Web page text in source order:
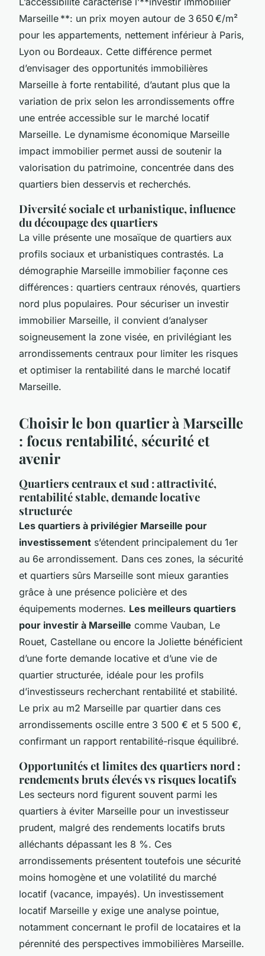
Marseille **: un prix moyen autour de 3 650 €/m²
pour les appartements, nettement inférieur à Paris,
Lyon ou Bordeaux. Cette différence permet
d’envisager des opportunités immobilières
Marseille à forte rentabilité, d’autant plus que la
variation de prix selon les arrondissements offre
une entrée accessible sur le marché locatif
Marseille. Le dynamisme économique Marseille
impact immobilier permet aussi de soutenir la
valorisation du patrimoine, concentrée dans des
quartiers bien desservis et recherchés.
Diversité sociale et urbanistique, influence
du découpage des quartiers
La ville présente une mosaïque de quartiers aux
profils sociaux et urbanistiques contrastés. La
démographie Marseille immobilier façonne ces
différences : quartiers centraux rénovés, quartiers
nord plus populaires. Pour sécuriser un investir
immobilier Marseille, il convient d’analyser
soigneusement la zone visée, en privilégiant les
arrondissements centraux pour limiter les risques
et optimiser la rentabilité dans le marché locatif
Marseille.
Choisir le bon quartier à Marseille
: focus rentabilité, sécurité et
avenir
Quartiers centraux et sud : attractivité,
rentabilité stable, demande locative
structurée
Les quartiers à privilégier Marseille pour
investissement s’étendent principalement du 1er
au 6e arrondissement. Dans ces zones, la sécurité
et quartiers sûrs Marseille sont mieux garanties
grâce à une présence policière et des
équipements modernes. Les meilleurs quartiers
pour investir à Marseille comme Vauban, Le
Rouet, Castellane ou encore la Joliette bénéficient
d’une forte demande locative et d’une vie de
quartier structurée, idéale pour les profils
d’investisseurs recherchant rentabilité et stabilité.
Le prix au m2 Marseille par quartier dans ces
arrondissements oscille entre 3 500 € et 5 500 €,
confirmant un rapport rentabilité-risque équilibré.
Opportunités et limites des quartiers nord :
rendements bruts élevés vs risques locatifs
Les secteurs nord figurent souvent parmi les
quartiers à éviter Marseille pour un investisseur
prudent, malgré des rendements locatifs bruts
alléchants dépassant les 8 %. Ces
arrondissements présentent toutefois une sécurité
moins homogène et une volatilité du marché
locatif (vacance, impayés). Un investissement
locatif Marseille y exige une analyse pointue,
notamment concernant le profil de locataires et la
pérennité des perspectives immobilières Marseille.